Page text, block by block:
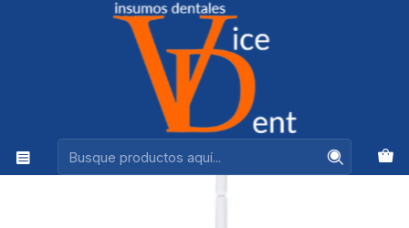
Ventas +56944575313
FLUOR Y BARNICES
BARNIZ DE FLUOR CLINPRO CLEAR 2,1% SIN SABOR X 50